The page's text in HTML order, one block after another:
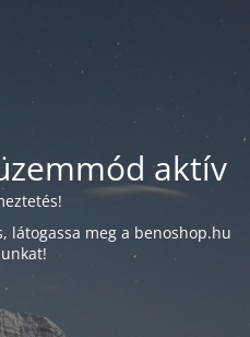
aktív
látogassa meg a benoshop.hu